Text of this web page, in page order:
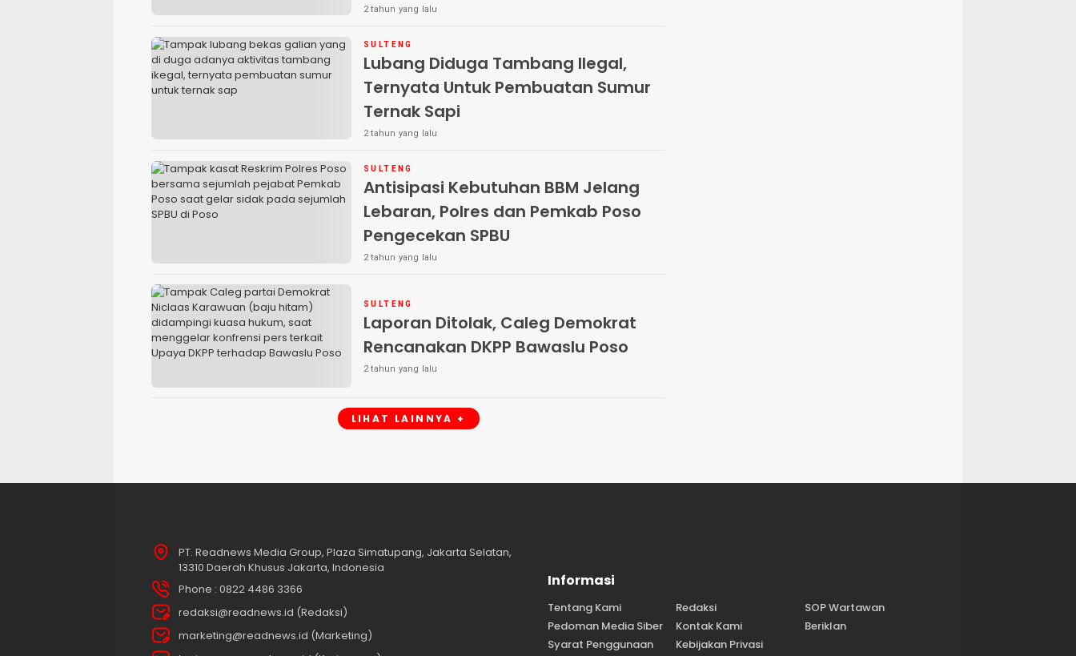
2 tahun yang lalu
SULTENG
Lubang Diduga Tambang Ilegal,
Ternyata Untuk Pembuatan Sumur
Ternak Sapi
2 tahun yang lalu
SULTENG
Antisipasi Kebutuhan BBM Jelang
Lebaran, Polres dan Pemkab Poso
Pengecekan SPBU
2 tahun yang lalu
SULTENG
Laporan Ditolak, Caleg Demokrat
Rencanakan DKPP Bawaslu Poso
2 tahun yang lalu
LIHAT LAINNYA +
PT. Readnews Media Group, Plaza Simatupang, Jakarta Selatan,
13310 Daerah Khusus Jakarta, Indonesia
Phone : 0822 4486 3366
redaksi@readnews.id (Redaksi)
marketing@readnews.id (Marketing)
Informasi
Tentang Kami Redaksi
SOP Wartawan
Pedoman Media Siber
Kontak Kami
Beriklan
Syarat Penggunaan
Kebijakan Privasi